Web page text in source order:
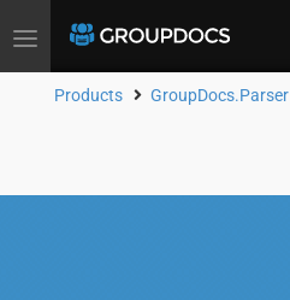
Toggle
Products GroupDocs.Parser